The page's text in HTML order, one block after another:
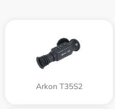
Arkon T35S2